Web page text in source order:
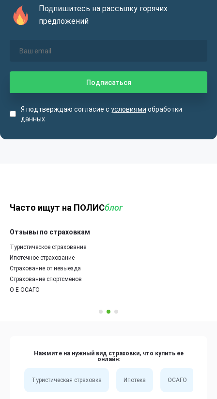
Подпишитесь на рассылку горячих
предложений
Я подтверждаю согласие с условиями обработки
данных
Часто ищут на ПОЛИСблог
Отзывы по страховкам
Туристическое страхование
Ипотечное страхование
Страхование от невыезда
Страхование спортсменов
О Е-ОСАГО
Нажмите на нужный вид страховки, что купить ее
онлайн:
Туристическая страховка Ипотека ОСАГО